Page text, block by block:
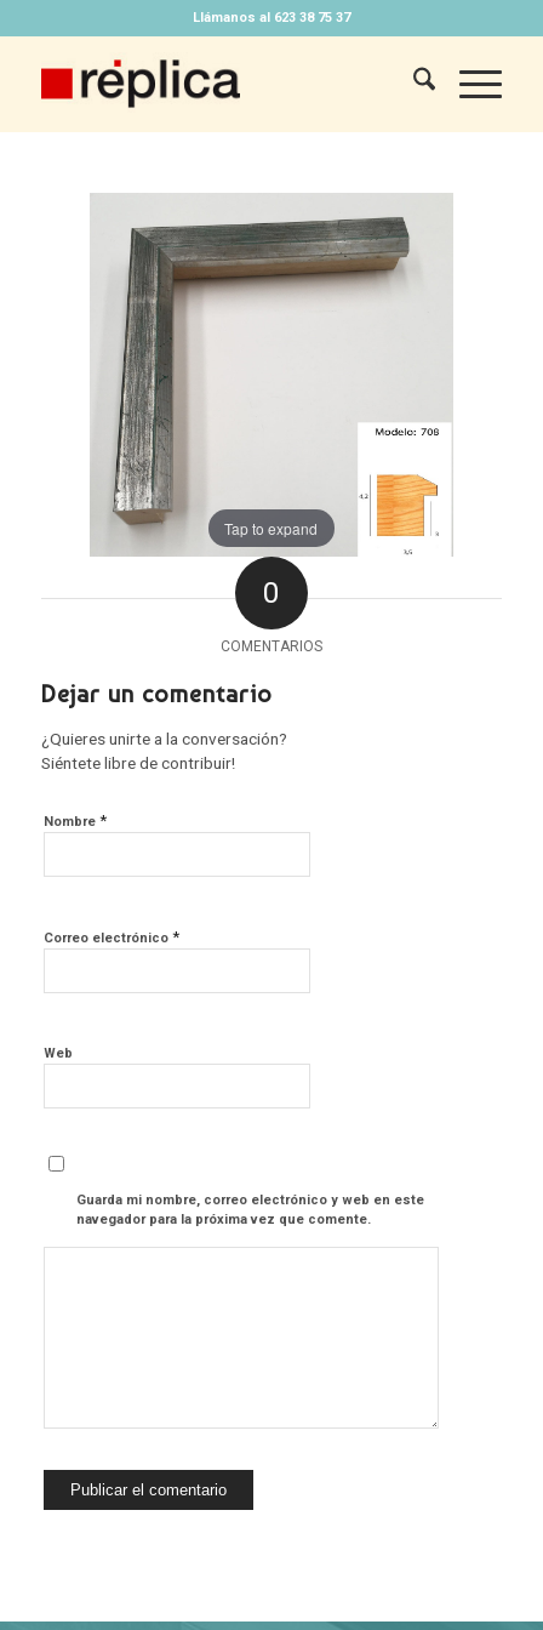
Llámanos al 623 38 75 37
Tap to expand
0
COMENTARIOS
Dejar un comentario
¿Quieres unirte a la conversación?
Siéntete libre de contribuir!
Nombre *
Correo electrónico *
Web
Guarda mi nombre, correo electrónico y web en este
navegador para la próxima vez que comente.